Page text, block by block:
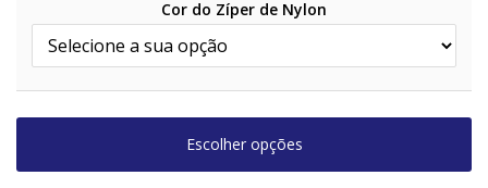
Cor do Zíper de Nylon
Escolher opções